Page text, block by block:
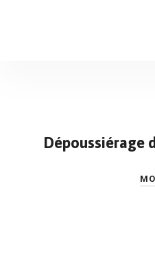
Dépoussiérage